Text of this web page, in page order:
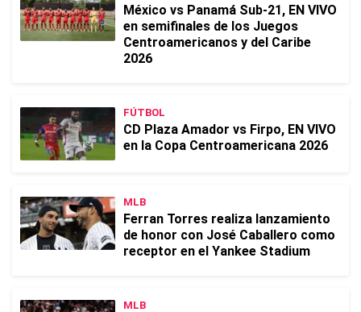
México vs Panamá Sub-21, EN VIVO
en semifinales de los Juegos
Centroamericanos y del Caribe
2026
FÚTBOL
CD Plaza Amador vs Firpo, EN VIVO
en la Copa Centroamericana 2026
MLB
Ferran Torres realiza lanzamiento
de honor con José Caballero como
receptor en el Yankee Stadium
MLB